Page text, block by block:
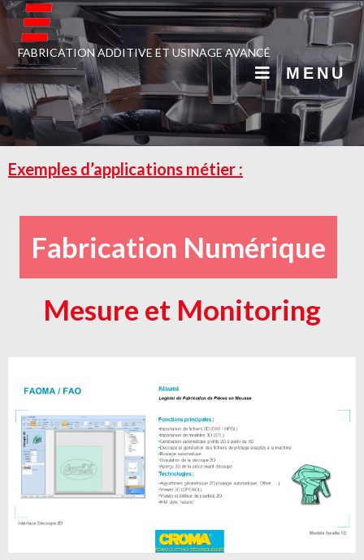
FABRICATION ADDITIVE ET USINAGE AVANCÉ
MENU
Exemples d’applications métier :
Fabrication Numérique
Mesure et Monitoring